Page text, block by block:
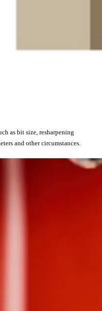
as bit size, resharpening
and other circumstances.